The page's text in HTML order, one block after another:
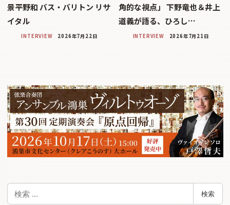
景平野和 バス・バリトン リサ
イタル
INTERVIEW 2026年7月22日
角的な視点」 下野竜也＆井上
道義が語る、ひろし…
INTERVIEW 2026年7月21日
検
索
検索